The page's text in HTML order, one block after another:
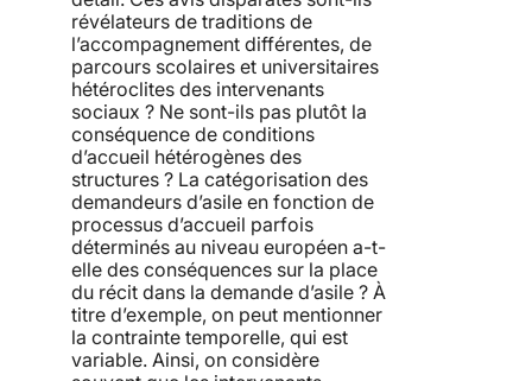
révélateurs de traditions de
l’accompagnement différentes, de
parcours scolaires et universitaires
hétéroclites des intervenants
sociaux ? Ne sont-ils pas plutôt la
conséquence de conditions
d’accueil hétérogènes des
structures ? La catégorisation des
demandeurs d’asile en fonction de
processus d’accueil parfois
déterminés au niveau européen a-t-
elle des conséquences sur la place
du récit dans la demande d’asile ? À
titre d’exemple, on peut mentionner
la contrainte temporelle, qui est
variable. Ainsi, on considère